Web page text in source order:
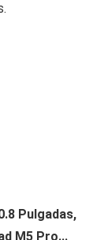
Pulgadas,
M5 Pro...